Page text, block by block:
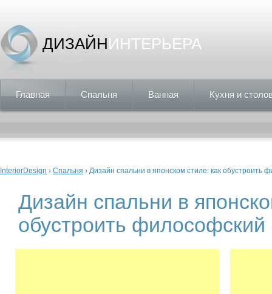
ДИЗАЙНИНТЕРЬЕРА
Главная Спальня Ванная Кухня и
Вы здесь
InteriorDesign › Спальня › Дизайн спальни в японском стиле: как обустроить
Дизайн спальни в
обустроить философский